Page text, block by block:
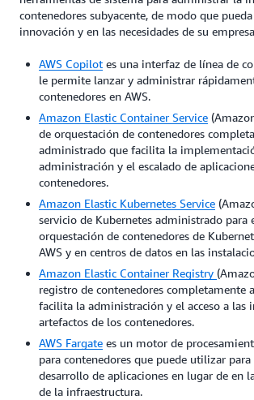
contenedores subyacente, de modo que
innovación y en las necesidades de su
AWS Copilot es una interfaz de línea de
le permite lanzar y administrar
contenedores en AWS.
Amazon Elastic Container Service
de orquestación de contenedores
administrado que facilita la
administración y el escalado de
contenedores.
Amazon Elastic Kubernetes Service
servicio de Kubernetes administrado para
orquestación de contenedores de
AWS y en centros de datos en las
Amazon Elastic Container Registry
registro de contenedores completamente
facilita la administración y el acceso a las
artefactos de los contenedores.
AWS Fargate es un motor de
para contenedores que puede utilizar para
desarrollo de aplicaciones en lugar de en
de la infraestructura.